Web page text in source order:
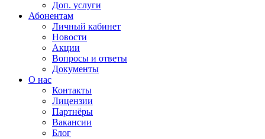
Доп. услуги
Абонентам
Личный кабинет
Новости
Акции
Вопросы и ответы
Документы
О нас
Контакты
Лицензии
Партнёры
Вакансии
Блог